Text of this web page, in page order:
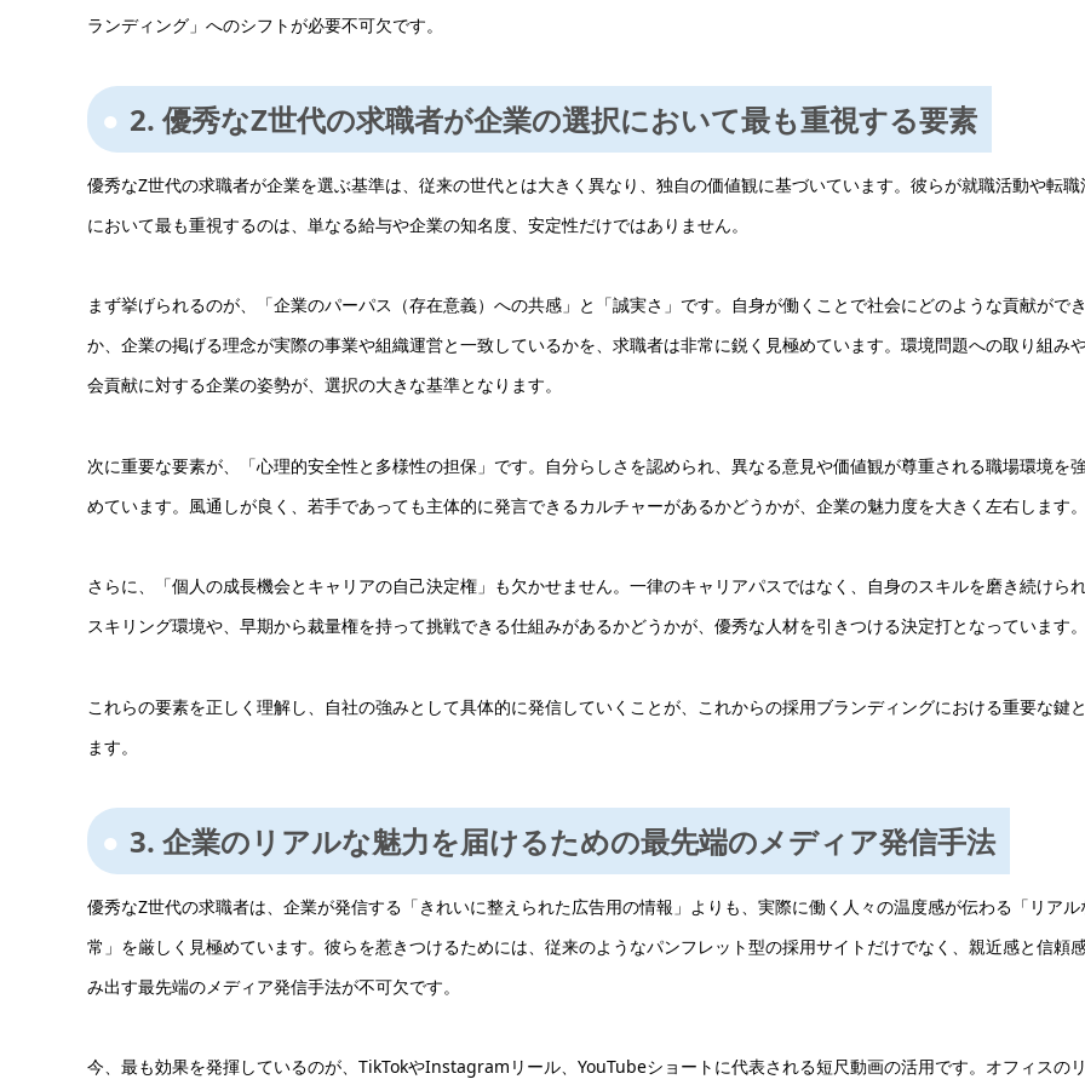
ランディング」へのシフトが必要不可欠です。
2. 優秀なZ世代の求職者が企業の選択において最も重視する要素
優秀なZ世代の求職者が企業を選ぶ基準は、従来の世代とは大きく異なり、独自の価値観に基づいています。彼らが就職活動や転職
において最も重視するのは、単なる給与や企業の知名度、安定性だけではありません。
まず挙げられるのが、「企業のパーパス（存在意義）への共感」と「誠実さ」です。自身が働くことで社会にどのような貢献がで
か、企業の掲げる理念が実際の事業や組織運営と一致しているかを、求職者は非常に鋭く見極めています。環境問題への取り組み
会貢献に対する企業の姿勢が、選択の大きな基準となります。
次に重要な要素が、「心理的安全性と多様性の担保」です。自分らしさを認められ、異なる意見や価値観が尊重される職場環境を
めています。風通しが良く、若手であっても主体的に発言できるカルチャーがあるかどうかが、企業の魅力度を大きく左右します。
さらに、「個人の成長機会とキャリアの自己決定権」も欠かせません。一律のキャリアパスではなく、自身のスキルを磨き続けら
スキリング環境や、早期から裁量権を持って挑戦できる仕組みがあるかどうかが、優秀な人材を引きつける決定打となっています。
これらの要素を正しく理解し、自社の強みとして具体的に発信していくことが、これからの採用ブランディングにおける重要な鍵
ます。
3. 企業のリアルな魅力を届けるための最先端のメディア発信手法
優秀なZ世代の求職者は、企業が発信する「きれいに整えられた広告用の情報」よりも、実際に働く人々の温度感が伝わる「リアル
常」を厳しく見極めています。彼らを惹きつけるためには、従来のようなパンフレット型の採用サイトだけでなく、親近感と信頼
み出す最先端のメディア発信手法が不可欠です。
今、最も効果を発揮しているのが、TikTokやInstagramリール、YouTubeショートに代表される短尺動画の活用です。オフィスの